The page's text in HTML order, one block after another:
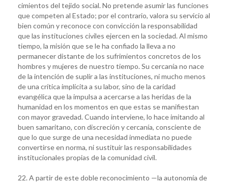
cimientos del tejido social. No pretende asumir las funciones
que competen al Estado; por el contrario, valora su servicio al
bien común y reconoce con convicción la responsabilidad
que las instituciones civiles ejercen en la sociedad. Al mismo
tiempo, la misión que se le ha confiado la lleva a no
permanecer distante de los sufrimientos concretos de los
hombres y mujeres de nuestro tiempo. Su cercanía no nace
de la intención de suplir a las instituciones, ni mucho menos
de una crítica implícita a su labor, sino de la caridad
evangélica que la impulsa a acercarse a las heridas de la
humanidad en los momentos en que estas se manifiestan
con mayor gravedad. Cuando interviene, lo hace imitando al
buen samaritano, con discreción y cercanía, consciente de
que lo que surge de una necesidad inmediata no puede
convertirse en norma, ni sustituir las responsabilidades
institucionales propias de la comunidad civil.
22. A partir de este doble reconocimiento —la autonomía de